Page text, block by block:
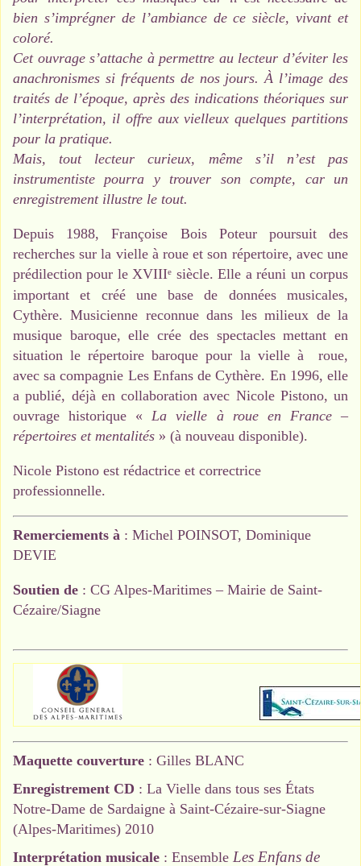
bien s’imprégner de l’ambiance de ce siècle, vivant et
coloré.
Cet ouvrage s’attache à permettre au lecteur d’éviter les
anachronismes si fréquents de nos jours. À l’image des
traités de l’époque, après des indications théoriques sur
l’interprétation, il offre aux vielleux quelques partitions
pour la pratique.
Mais, tout lecteur curieux, même s’il n’est pas
instrumentiste pourra y trouver son compte, car un
enregistrement illustre le tout.
Depuis 1988, Françoise Bois Poteur poursuit des
recherches sur la vielle à roue et son répertoire, avec une
prédilection pour le XVIIIe siècle. Elle a réuni un corpus
important et créé une base de données musicales,
Cythère. Musicienne reconnue dans les milieux de la
musique baroque, elle crée des spectacles mettant en
situation le répertoire baroque pour la vielle à roue,
avec sa compagnie Les Enfans de Cythère. En 1996, elle
a publié, déjà en collaboration avec Nicole Pistono, un
ouvrage historique « La vielle à roue en France –
répertoires et mentalités » (à nouveau disponible).
Nicole Pistono est rédactrice et correctrice
professionnelle.
Remerciements à : Michel POINSOT, Dominique
DEVIE
Soutien de : CG Alpes-Maritimes – Mairie de Saint-
Cézaire/Siagne
Maquette couverture : Gilles BLANC
Enregistrement CD : La Vielle dans tous ses États
Notre-Dame de Sardaigne à Saint-Cézaire-sur-Siagne
(Alpes-Maritimes) 2010
Interprétation musicale : Ensemble Les Enfans de